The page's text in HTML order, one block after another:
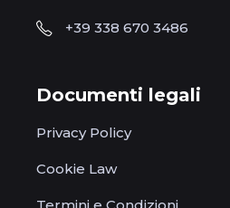
+39 338 670 3486
Documenti legali
Privacy Policy
Cookie Law